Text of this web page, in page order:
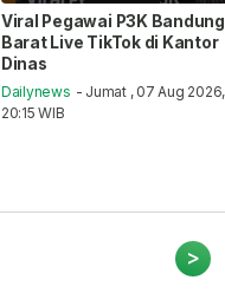
Viral Pegawai P3K Bandung
Barat Live TikTok di Kantor
Dinas
Dailynews - Jumat , 07 Aug 2026,
20:15 WIB
>